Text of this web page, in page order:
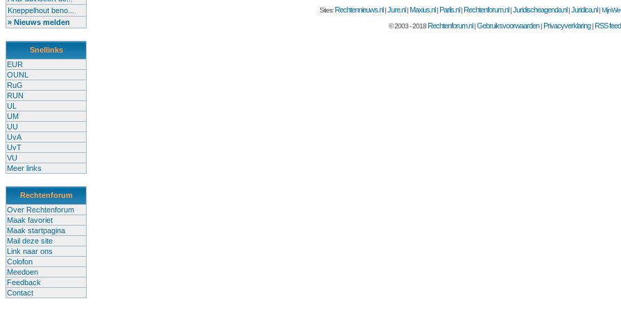
Kneppelhout beno...
» Nieuws melden
Snellinks
EUR
OUNL
RuG
RUN
UL
UM
UU
UvA
UvT
VU
Meer links
Rechtenforum
Over Rechtenforum
Maak favoriet
Maak startpagina
Mail deze site
Link naar ons
Colofon
Meedoen
Feedback
Contact
Sites:Rechtennieuws.nl |Jure.nl |Maxius.nl |Parlis.nl |Rechtenforum.nl |Juridischeagenda.nl |Juridica.nl |
© 2003 - 2018Rechtenforum.nl|Gebruiksvoorwaarden|Privacyverklaring|RSS